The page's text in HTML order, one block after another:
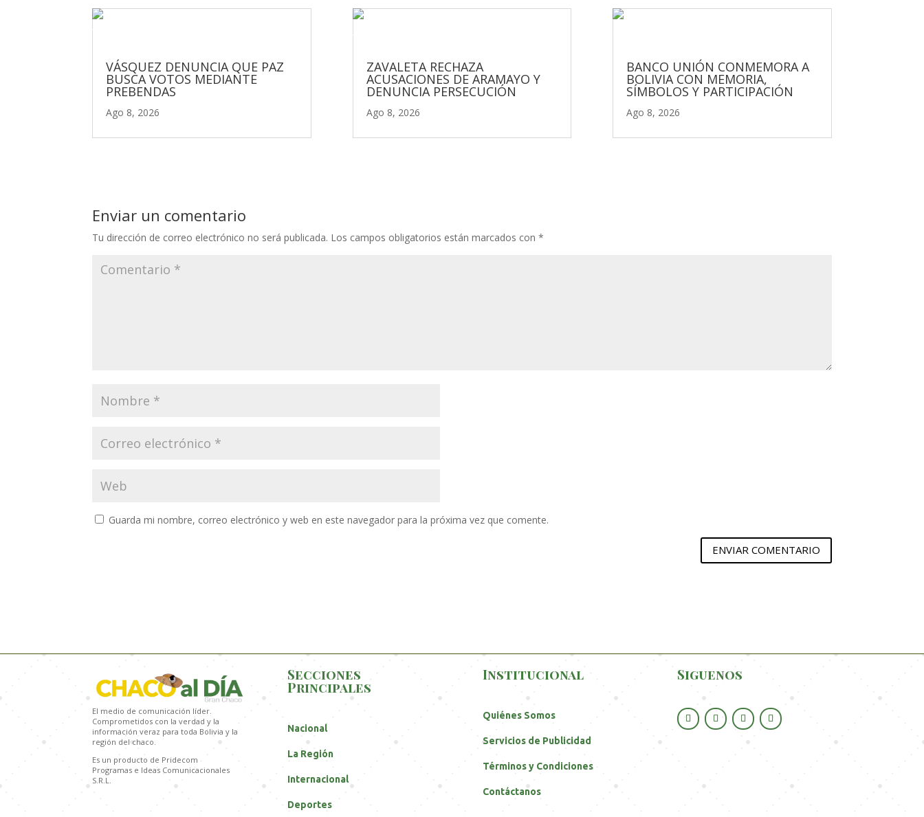
VÁSQUEZ DENUNCIA QUE PAZ
BUSCA VOTOS MEDIANTE
PREBENDAS
Ago 8, 2026
ZAVALETA RECHAZA
ACUSACIONES DE ARAMAYO Y
DENUNCIA PERSECUCIÓN
Ago 8, 2026
BANCO UNIÓN CONMEMORA A
BOLIVIA CON MEMORIA,
SÍMBOLOS Y PARTICIPACIÓN
Ago 8, 2026
Enviar un comentario
Tu dirección de correo electrónico no será publicada. Los campos obligatorios están marcados con*
Guarda mi nombre, correo electrónico y web en este navegador para la próxima vez que comente.
ENVIAR COMENTARIO
El medio de comunicación líder.
Comprometidos con la verdad y la
información veraz para toda Bolivia y la
región del chaco.
Es un producto de Pridecom
Programas e Ideas Comunicacionales
S.R.L.
Secciones
Principales
Nacional
La Región
Internacional
Deportes
Institucional
Quiénes Somos
Servicios de Publicidad
Términos y Condiciones
Contáctanos
Siguenos